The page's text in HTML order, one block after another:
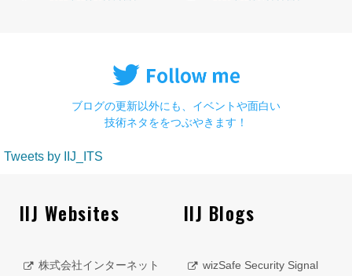
ブログの更新以外にも、イベントや面白い
技術ネタををつぶやきます！
Tweets by IIJ_ITS
IIJ Websites
株式会社インターネット
IIJ Blogs
wizSafe Security Signal